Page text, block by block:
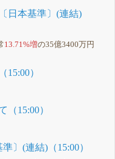
日本基準〕(連結)
13.71%増の35億3400万円
15:00）
15:00）
〕(連結)（15:00）